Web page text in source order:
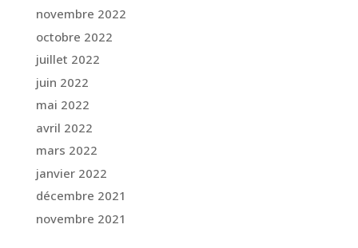
novembre 2022
octobre 2022
juillet 2022
juin 2022
mai 2022
avril 2022
mars 2022
janvier 2022
décembre 2021
novembre 2021